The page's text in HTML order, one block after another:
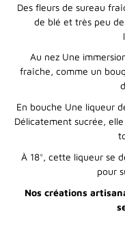
ce
produit
nouveau
disponible.
Des fleurs de sureau
de blé et très peu
Au nez Une
fraîche, comme un
En bouche Une liqueur
Délicatement sucrée,
À 18°, cette liqueur se
pour
Nos créations